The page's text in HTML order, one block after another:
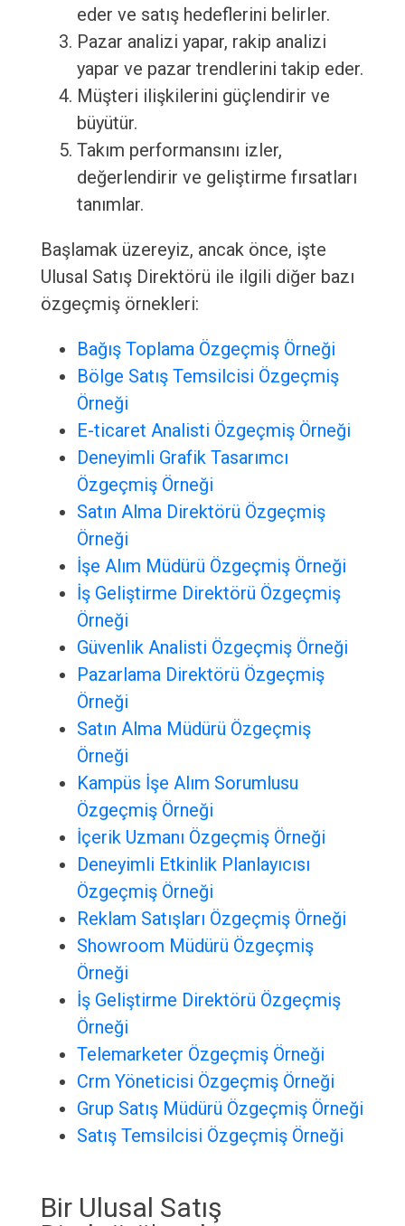
eder ve satış hedeflerini belirler.
Pazar analizi yapar, rakip analizi
yapar ve pazar trendlerini takip eder.
Müşteri ilişkilerini güçlendirir ve
büyütür.
Takım performansını izler,
değerlendirir ve geliştirme fırsatları
tanımlar.
Başlamak üzereyiz, ancak önce, işte
Ulusal Satış Direktörü ile ilgili diğer bazı
özgeçmiş örnekleri:
Bağış Toplama Özgeçmiş Örneği
Bölge Satış Temsilcisi Özgeçmiş
Örneği
E-ticaret Analisti Özgeçmiş Örneği
Deneyimli Grafik Tasarımcı
Özgeçmiş Örneği
Satın Alma Direktörü Özgeçmiş
Örneği
İşe Alım Müdürü Özgeçmiş Örneği
İş Geliştirme Direktörü Özgeçmiş
Örneği
Güvenlik Analisti Özgeçmiş Örneği
Pazarlama Direktörü Özgeçmiş
Örneği
Satın Alma Müdürü Özgeçmiş
Örneği
Kampüs İşe Alım Sorumlusu
Özgeçmiş Örneği
İçerik Uzmanı Özgeçmiş Örneği
Deneyimli Etkinlik Planlayıcısı
Özgeçmiş Örneği
Reklam Satışları Özgeçmiş Örneği
Showroom Müdürü Özgeçmiş
Örneği
İş Geliştirme Direktörü Özgeçmiş
Örneği
Telemarketer Özgeçmiş Örneği
Crm Yöneticisi Özgeçmiş Örneği
Grup Satış Müdürü Özgeçmiş Örneği
Satış Temsilcisi Özgeçmiş Örneği
Bir Ulusal Satış